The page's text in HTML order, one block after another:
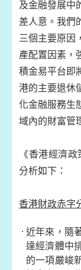
及金融發展中
差人意。我們
三個主要原因
產配置因素，
積金易平台即
港的主要退休
化金融服務生
域內的財富管
《香港經濟
分析如下：
香港財政赤字
近年來，隨
達經濟體中
的一項嚴峻